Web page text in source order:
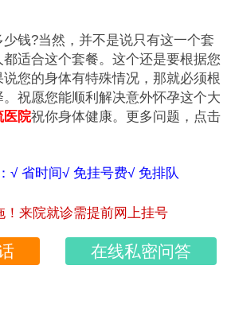
?当然，并不是说只有这一个套
适合这个套餐。这个还是要根据您
您的身体有特殊情况，那就必须根
祝愿您能顺利解决意外怀孕这个大
医院祝你身体健康。更多问题，点击
√ 省时间√ 免挂号费√ 免排队
！来院就诊需提前网上挂号
在线私密问答